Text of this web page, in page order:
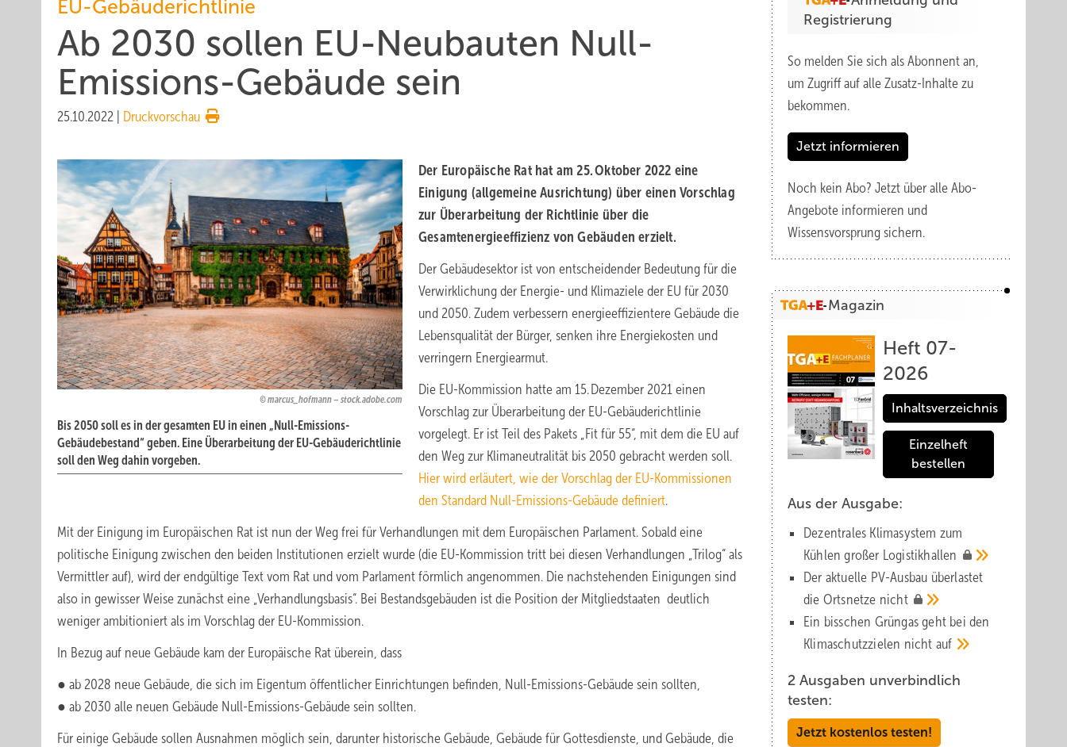
EU-Gebäuderichtlinie
Ab 2030 sollen EU-Neubauten Null-
Emissions-Gebäude sein
25.10.2022 Druckvorschau
marcus_hofmann – stock.adobe.com
Bis 2050 soll es in der gesamten EU in einen „Null-Emissions-
Gebäudebestand“ geben. Eine Überarbeitung der EU-Gebäuderichtlinie
soll den Weg dahin vorgeben.
Der Europäische Rat hat am 25. Oktober 2022 eine
Einigung (allgemeine Ausrichtung) über einen Vorschlag
zur Überarbeitung der Richtlinie über die
Gesamtenergieeffizienz von Gebäuden erzielt.
Der Gebäudesektor ist von entscheidender Bedeutung für die
Verwirklichung der Energie- und Klimaziele der EU für 2030
und 2050. Zudem verbessern energieeffizientere Gebäude die
Lebensqualität der Bürger, senken ihre Energiekosten und
verringern Energiearmut.
Die EU-Kommission hatte am 15. Dezember 2021 einen
Vorschlag zur Überarbeitung der EU-Gebäuderichtlinie
vorgelegt. Er ist Teil des Pakets „Fit für 55“, mit dem die EU auf
den Weg zur Klimaneutralität bis 2050 gebracht werden soll.
Hier wird erläutert, wie der Vorschlag der EU-Kommissionen
den Standard Null-Emissions-Gebäude definiert.
Mit der Einigung im Europäischen Rat ist nun der Weg frei für Verhandlungen mit dem Europäischen Parlament. Sobald eine
politische Einigung zwischen den beiden Institutionen erzielt wurde (die EU-Kommission tritt bei diesen Verhandlungen „Trilog“ als
Vermittler auf), wird der endgültige Text vom Rat und vom Parlament förmlich angenommen. Die nachstehenden Einigungen sind
also in gewisser Weise zunächst eine „Verhandlungsbasis“. Bei Bestandsgebäuden ist die Position der Mitgliedstaaten deutlich
weniger ambitioniert als im Vorschlag der EU-Kommission.
In Bezug auf neue Gebäude kam der Europäische Rat überein, dass
● ab 2028 neue Gebäude, die sich im Eigentum öffentlicher Einrichtungen befinden, Null-Emissions-Gebäude sein sollten,
● ab 2030 alle neuen Gebäude Null-Emissions-Gebäude sein sollten.
Für einige Gebäude sollen Ausnahmen möglich sein, darunter historische Gebäude, Gebäude für Gottesdienste, und Gebäude, die
Registrierung
So melden Sie sich als Abonnent an,
um Zugriff auf alle Zusatz-Inhalte zu
bekommen.
Jetzt informieren
Noch kein Abo? Jetzt über alle Abo-
Angebote informieren und
Wissensvorsprung sichern.
Magazin
Heft 07-
2026
Inhaltsverzeichnis
Einzelheft
bestellen
Aus der Ausgabe:
Dezentrales Klimasystem zum
Kühlen großer Logistik­hallen
Der aktuelle PV-Ausbau über­lastet
die Orts­netze nicht
Ein bisschen Grüngas geht bei den
Klima­schutz­zielen nicht auf
2 Ausgaben unverbindlich
testen:
Jetzt kostenlos testen!